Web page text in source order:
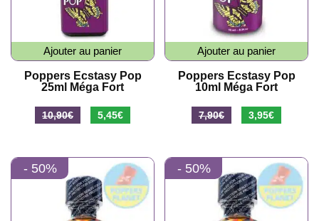
Ajouter au panier
Poppers Ecstasy Pop
25ml Méga Fort
10,90€
Le
était :
10,90€.
5,45€
est :
5,45€.
Ajouter au panier
Poppers Ecstasy Pop
10ml Méga Fort
7,90€
Le
était :
7,90€.
3,95€
est :
3,95€.
- 50% - 50%